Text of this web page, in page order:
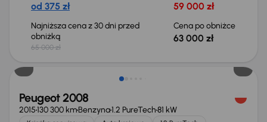
od 375 zł 59 000 zł
Najniższa cena z 30 dni przed
obniżką
65 000 zł
Cena po obniżce
63 000 zł
Peugeot 2008
2015130 300 kmBenzyna1.2 PureTech81 kW